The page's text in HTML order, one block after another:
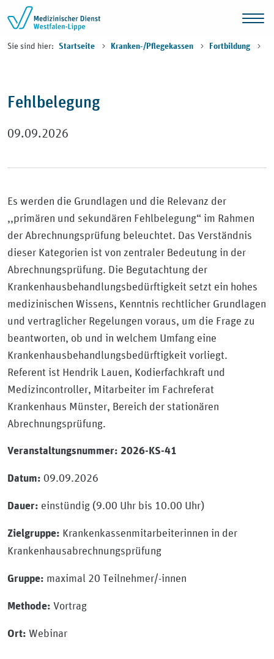
Zum Inhalt springen
Sie sind hier: Startseite Kranken-/Pflegekassen Fortbildung
Fehlbelegung
09.09.2026
Es werden die Grundlagen und die Relevanz der
,,primären und sekundären Fehlbelegung“ im Rahmen
der Abrechnungsprüfung beleuchtet. Das Verständnis
dieser Kategorien ist von zentraler Bedeutung in der
Abrechnungsprüfung. Die Begutachtung der
Krankenhausbehandlungsbedürftigkeit setzt ein hohes
medizinischen Wissens, Kenntnis rechtlicher Grundlagen
und vertraglicher Regelungen voraus, um die Frage zu
beantworten, ob und in welchem Umfang eine
Krankenhausbehandlungsbedürftigkeit vorliegt.
Referent ist Hendrik Lauen, Kodierfachkraft und
Medizincontroller, Mitarbeiter im Fachreferat
Krankenhaus Münster, Bereich der stationären
Abrechnungsprüfung.
Veranstaltungsnummer: 2026-KS-41
Datum: 09.09.2026
Dauer: einstündig (9.00 Uhr bis 10.00 Uhr)
Zielgruppe: Krankenkassenmitarbeiterinnen in der
Krankenhausabrechnungsprüfung
Gruppe: maximal 20 Teilnehmer/-innen
Methode: Vortrag
Ort: Webinar